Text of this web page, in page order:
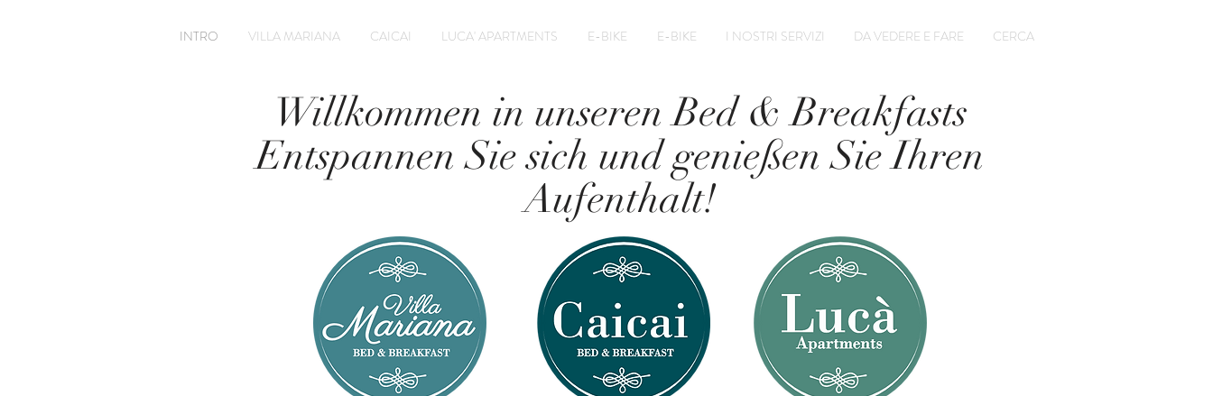
INTRO VILLA MARIANA CAICAI LUCA' APARTMENTS E-BIKE E-BIKE I NOSTRI SERVIZI DA VEDERE E FARE CERCA
Willkommen in unseren Bed & Breakfasts
Entspannen Sie sich und genießen Sie Ihren
Aufenthalt!